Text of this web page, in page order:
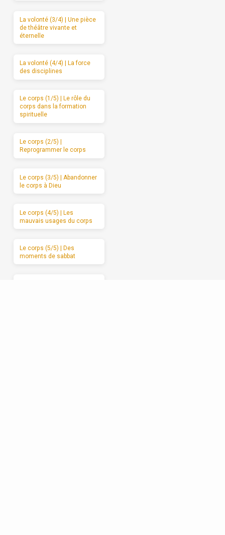
La volonté (3/4) | Une pièce
de théâtre vivante et
éternelle
La volonté (4/4) | La force
des disciplines
Le corps (1/5) | Le rôle du
corps dans la formation
spirituelle
Le corps (2/5) |
Reprogrammer le corps
Le corps (3/5) | Abandonner
le corps à Dieu
Le corps (4/5) | Les
mauvais usages du corps
Le corps (5/5) | Des
moments de sabbat